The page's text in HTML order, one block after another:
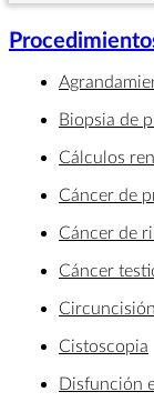
Biopsia de
Cálculos
Cáncer de
Cáncer de
Cáncer
Cistoscopia
Disfunción